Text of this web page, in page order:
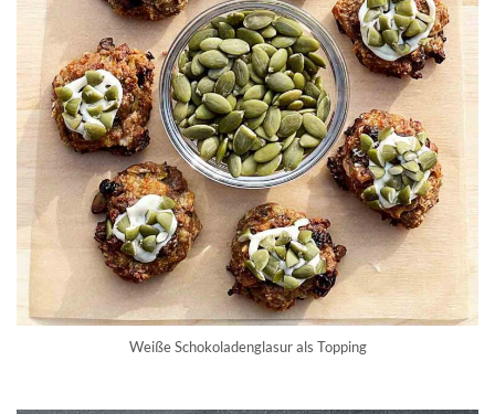
Weiße Schokoladenglasur als Topping